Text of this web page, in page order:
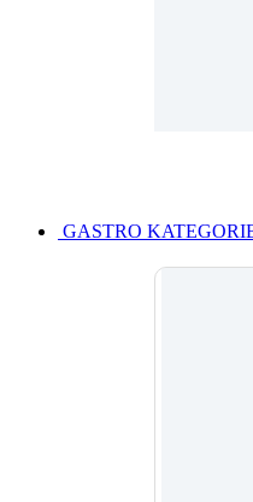
GASTRO